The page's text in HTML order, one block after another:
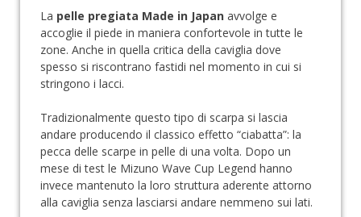
La pelle pregiata Made in Japan avvolge e
accoglie il piede in maniera confortevole in tutte le
zone. Anche in quella critica della caviglia dove
spesso si riscontrano fastidi nel momento in cui si
stringono i lacci.
Tradizionalmente questo tipo di scarpa si lascia
andare producendo il classico effetto “ciabatta”: la
pecca delle scarpe in pelle di una volta. Dopo un
mese di test le Mizuno Wave Cup Legend hanno
invece mantenuto la loro struttura aderente attorno
alla caviglia senza lasciarsi andare nemmeno sui lati.